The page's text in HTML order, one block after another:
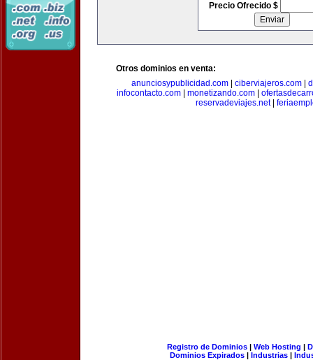
Precio Ofrecido $
Otros dominios en venta:
anunciosypublicidad.com| ciberviajeros.com|
infocontacto.com
monetizando.com
reservadeviajes.net|
Registro de Dominios| Web Hosting |
Dominios Expirados | Industrias |